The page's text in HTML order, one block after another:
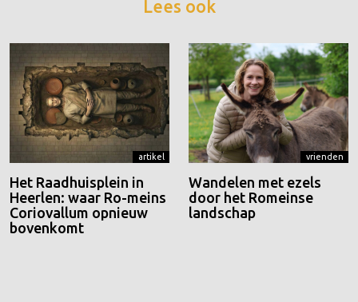
Lees ook
artikel
Het Raadhuisplein in
Heerlen: waar Ro-meins
Coriovallum opnieuw
bovenkomt
vrienden
Wandelen met ezels
door het Romeinse
landschap